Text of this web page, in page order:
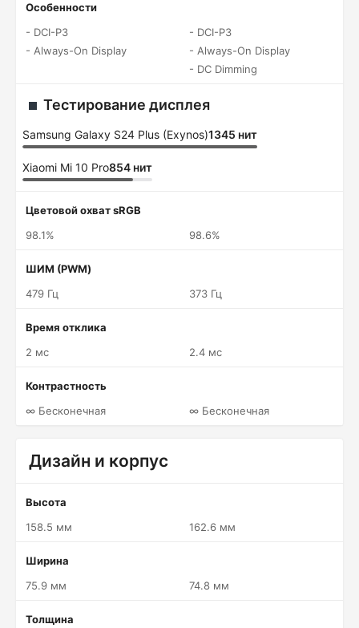
Особенности
- DCI-P3
- Always-On Display
- DCI-P3
- Always-On Display
- DC Dimming
Тестирование дисплея
Samsung Galaxy S24 Plus (Exynos)1345 нит
Xiaomi Mi 10 Pro854 нит
Цветовой охват sRGB
98.1%
98.6%
ШИМ (PWM)
479 Гц
373 Гц
Время отклика
2 мс
2.4 мс
Контрастность
∞ Бесконечная
∞ Бесконечная
Дизайн и корпус
Высота
158.5 мм
162.6 мм
Ширина
75.9 мм
74.8 мм
Толщина